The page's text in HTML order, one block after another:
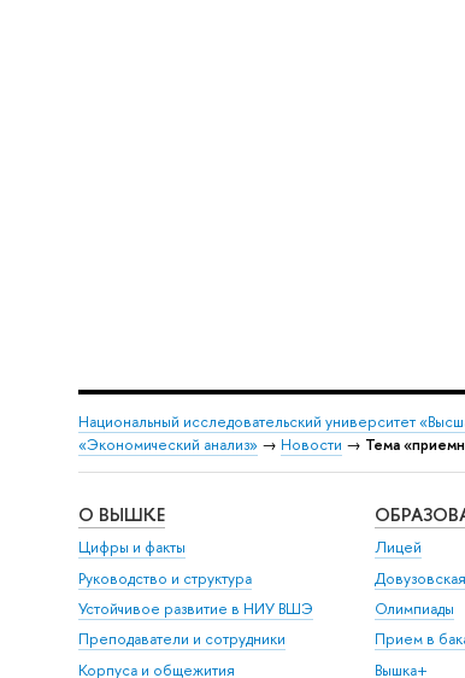
Национальный исследовательский университет
«Экономический анализ» → Новости → Тема
О ВЫШКЕ
Цифры и факты
Руководство и структура
Устойчивое развитие в НИУ ВШЭ
Преподаватели и сотрудники
Корпуса и общежития
Лицей
Олимпиады
Прием в
Вышка+